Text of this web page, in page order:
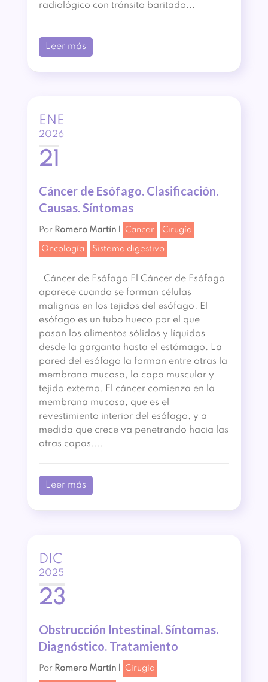
radiológico con tránsito baritado...
Leer más
ENE
2026
21
Cáncer de Esófago. Clasificación.
Causas. Síntomas
Por Romero Martín| Cancer Cirugía
Oncología Sistema digestivo
Cáncer de Esófago El Cáncer de Esófago
aparece cuando se forman células
malignas en los tejidos del esófago. El
esófago es un tubo hueco por el que
pasan los alimentos sólidos y líquidos
desde la garganta hasta el estómago. La
pared del esófago la forman entre otras la
membrana mucosa, la capa muscular y
tejido externo. El cáncer comienza en la
membrana mucosa, que es el
revestimiento interior del esófago, y a
medida que crece va penetrando hacia las
otras capas....
Leer más
DIC
2025
23
Obstrucción Intestinal. Síntomas.
Diagnóstico. Tratamiento
Por Romero Martín| Cirugía